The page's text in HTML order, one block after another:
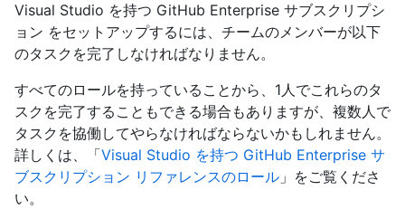
Visual Studio を持つ GitHub Enterprise サブスクリプシ
ョン をセットアップするには、チームのメンバーが以下
のタスクを完了しなければなりません。
すべてのロールを持っていることから、1人でこれらのタ
スクを完了することもできる場合もありますが、複数人で
タスクを協働してやらなければならないかもしれません。
詳しくは、「Visual Studio を持つ GitHub Enterprise サ
ブスクリプション リファレンスのロール 」をご覧くださ
い。